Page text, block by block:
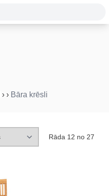
› › Bāra krēsli
Rāda 12 no 27